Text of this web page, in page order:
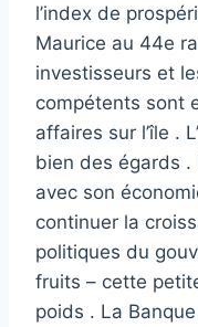
l’index de
Maurice au 44e
investisseurs et
compétents sont
affaires sur l’île .
bien des égards .
avec son
continuer la
politiques du
fruits – cette
poids . La